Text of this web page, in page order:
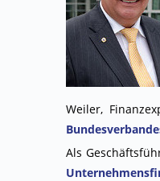
Weiler,
Als